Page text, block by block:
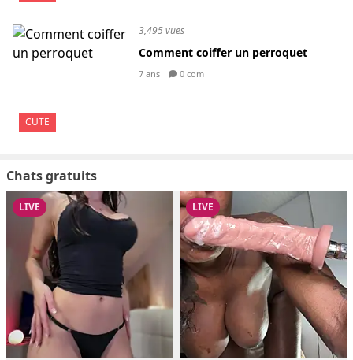
CUTE
3,495 vues
Comment coiffer un perroquet
7 ans 0 com
Chats gratuits